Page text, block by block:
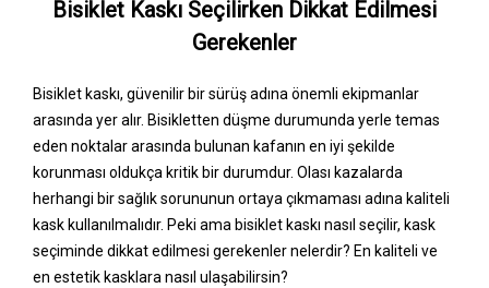
Bisiklet Kaskı Seçilirken Dikkat Edilmesi
Gerekenler
Bisiklet kaskı, güvenilir bir sürüş adına önemli ekipmanlar
arasında yer alır. Bisikletten düşme durumunda yerle temas
eden noktalar arasında bulunan kafanın en iyi şekilde
korunması oldukça kritik bir durumdur. Olası kazalarda
herhangi bir sağlık sorununun ortaya çıkmaması adına kaliteli
kask kullanılmalıdır. Peki ama bisiklet kaskı nasıl seçilir, kask
seçiminde dikkat edilmesi gerekenler nelerdir? En kaliteli ve
en estetik kasklara nasıl ulaşabilirsin?